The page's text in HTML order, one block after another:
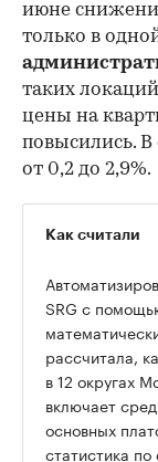
июне
только в
таких локаций
цены на
повысились. В
от 0,2 до 2,9%.
Как считали
SRG с
рассчитала,
в 12 округах
включает
основных
статистика